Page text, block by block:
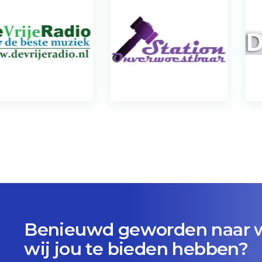
Benieuwd geworden naar
wij jou te bieden hebben?